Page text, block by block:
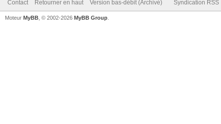
Contact Retourner en haut Version bas-débit (Archivé) Syndication RSS
Moteur MyBB , © 2002-2026 MyBB Group